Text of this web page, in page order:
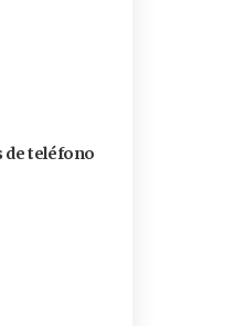
de teléfono